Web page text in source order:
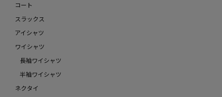
コート
スラックス
アイシャツ
ワイシャツ
長袖ワイシャツ
半袖ワイシャツ
ネクタイ